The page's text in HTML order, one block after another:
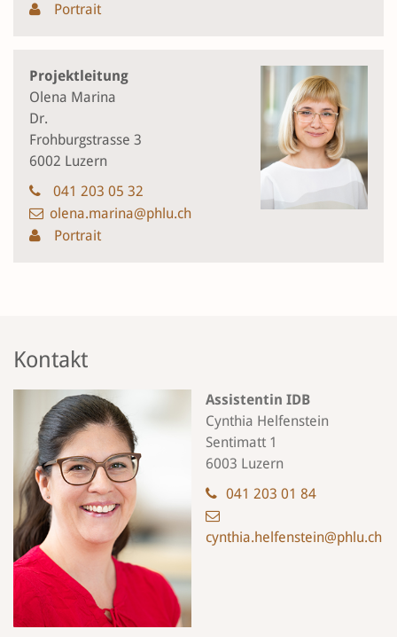
Portrait
Projektleitung
Olena Marina
Dr.
Frohburgstrasse 3
6002 Luzern
041 203 05 32
olena.marina@phlu.ch
Portrait
Kontakt
Assistentin IDB
Cynthia Helfenstein
Sentimatt 1
6003 Luzern
041 203 01 84
cynthia.helfenstein@phlu.ch